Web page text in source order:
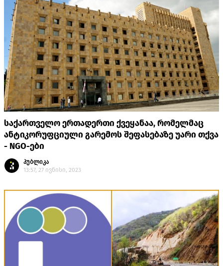
საქართველო ერთადერთი ქვეყანაა, რომელმაც
ანტიკორუფციული გარემოს შეფასებაზე უარი თქვა
- NGO-ები
პუბლიკა
13:57, 27 ივნისი, 2023